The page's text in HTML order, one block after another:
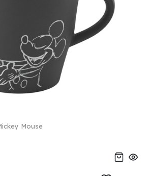
Mouse